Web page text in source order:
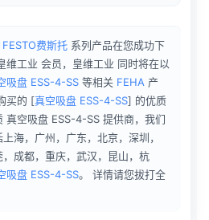
FESTO费斯托 系列产品在您成功下
维工业 会员，皇维工业 同时将在以
吸盘 ESS-4-SS 等相关 FEHA 产
买的 [真空吸盘 ESS-4-SS] 的优质
真空吸盘 ESS-4-SS 提供商，我们
海，广州，广东，北京，深圳，
成都，重庆，武汉，昆山，杭
吸盘 ESS-4-SS。 详情请您拔打全